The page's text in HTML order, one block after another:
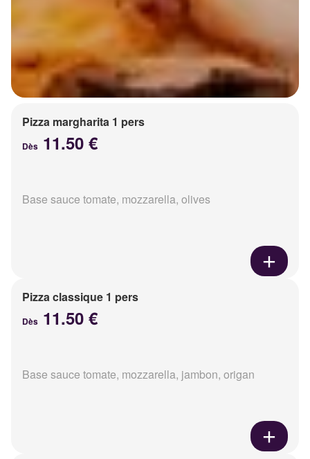
Pizza margharita 1 pers
Dès 11.50 €
Base sauce tomate, mozzarella, olives
Pizza classique 1 pers
Dès 11.50 €
Base sauce tomate, mozzarella, jambon, origan